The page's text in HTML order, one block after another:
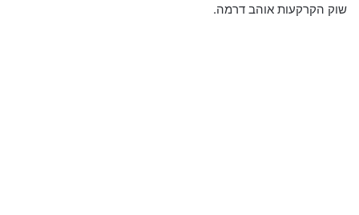
שוק הקרקעות אוהב דרמה.